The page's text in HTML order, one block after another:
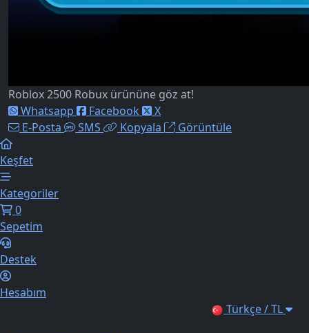
Roblox 2500 Robux ürününe göz at!
Whatsapp
Facebook
X
E-Posta
SMS Kopyala Görüntüle
Keşfet
Kategoriler
0
Sepetim
Destek
Hesabım
Türkçe / TL